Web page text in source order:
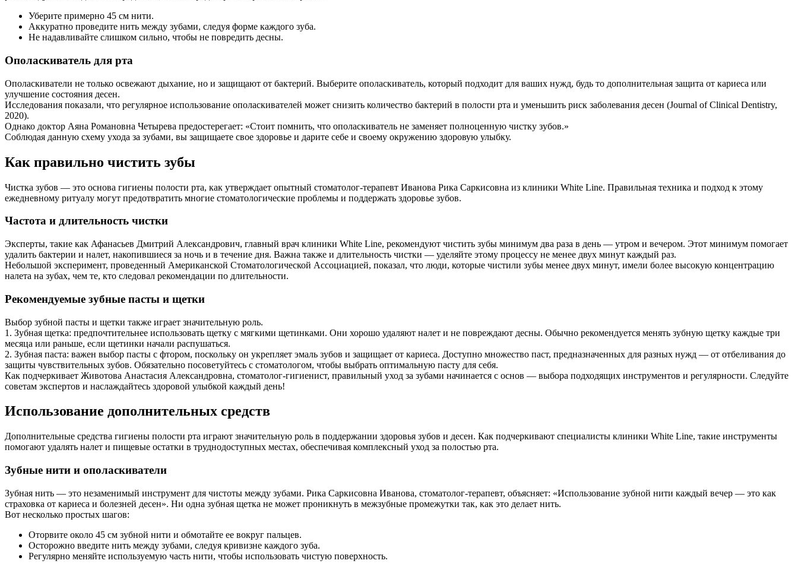
Уберите примерно 45 см нити.
Аккуратно проведите нить между зубами, следуя форме каждого зуба.
Не надавливайте слишком сильно, чтобы не повредить десны.
Ополаскиватель для рта
Ополаскиватели не только освежают дыхание, но и защищают от бактерий. Выберите ополаскиватель, который подходит для ваших нужд, будь то дополнительная защита от кариеса или
улучшение состояния десен.
Исследования показали, что регулярное использование ополаскивателей может снизить количество бактерий в полости рта и уменьшить риск заболевания десен (Journal of Clinical Dentistry,
2020).
Однако доктор Аяна Романовна Четырева предостерегает: «Стоит помнить, что ополаскиватель не заменяет полноценную чистку зубов.»
Соблюдая данную схему ухода за зубами, вы защищаете свое здоровье и дарите себе и своему окружению здоровую улыбку.
Как правильно чистить зубы
Чистка зубов — это основа гигиены полости рта, как утверждает опытный стоматолог-терапевт Иванова Рика Саркисовна из клиники White Line. Правильная техника и подход к этому
ежедневному ритуалу могут предотвратить многие стоматологические проблемы и поддержать здоровье зубов.
Частота и длительность чистки
Эксперты, такие как Афанасьев Дмитрий Александрович, главный врач клиники White Line, рекомендуют чистить зубы минимум два раза в день — утром и вечером. Этот минимум помогает
удалить бактерии и налет, накопившиеся за ночь и в течение дня. Важна также и длительность чистки — уделяйте этому процессу не менее двух минут каждый раз.
Небольшой эксперимент, проведенный Американской Стоматологической Ассоциацией, показал, что люди, которые чистили зубы менее двух минут, имели более высокую концентрацию
налета на зубах, чем те, кто следовал рекомендации по длительности.
Рекомендуемые зубные пасты и щетки
Выбор зубной пасты и щетки также играет значительную роль.
1. Зубная щетка: предпочтительнее использовать щетку с мягкими щетинками. Они хорошо удаляют налет и не повреждают десны. Обычно рекомендуется менять зубную щетку каждые три
месяца или раньше, если щетинки начали распушаться.
2. Зубная паста: важен выбор пасты с фтором, поскольку он укрепляет эмаль зубов и защищает от кариеса. Доступно множество паст, предназначенных для разных нужд — от отбеливания до
защиты чувствительных зубов. Обязательно посоветуйтесь с стоматологом, чтобы выбрать оптимальную пасту для себя.
Как подчеркивает Животова Анастасия Александровна, стоматолог-гигиенист, правильный уход за зубами начинается с основ — выбора подходящих инструментов и регулярности. Следуйте
советам экспертов и наслаждайтесь здоровой улыбкой каждый день!
Использование дополнительных средств
Дополнительные средства гигиены полости рта играют значительную роль в поддержании здоровья зубов и десен. Как подчеркивают специалисты клиники White Line, такие инструменты
помогают удалять налет и пищевые остатки в труднодоступных местах, обеспечивая комплексный уход за полостью рта.
Зубные нити и ополаскиватели
Зубная нить — это незаменимый инструмент для чистоты между зубами. Рика Саркисовна Иванова, стоматолог-терапевт, объясняет: «Использование зубной нити каждый вечер — это как
страховка от кариеса и болезней десен». Ни одна зубная щетка не может проникнуть в межзубные промежутки так, как это делает нить.
Вот несколько простых шагов:
Оторвите около 45 см зубной нити и обмотайте ее вокруг пальцев.
Осторожно введите нить между зубами, следуя кривизне каждого зуба.
Регулярно меняйте используемую часть нити, чтобы использовать чистую поверхность.